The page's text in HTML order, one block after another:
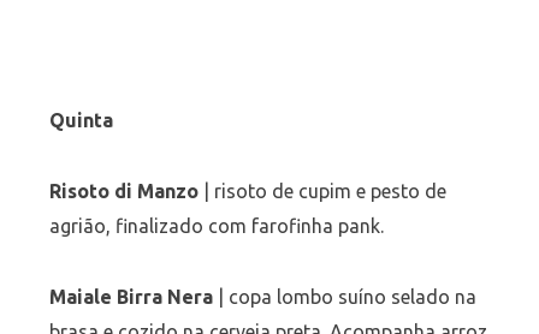
Quinta
Risoto di Manzo| risoto de cupim e pesto de
agrião, finalizado com farofinha pank.
Maiale Birra Nera| copa lombo suíno selado na